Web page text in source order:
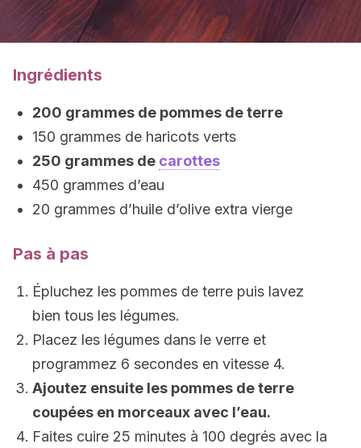
Ingrédients
200 grammes de pommes de terre
150 grammes de haricots verts
250 grammes de carottes
450 grammes d’eau
20 grammes d’huile d’olive extra vierge
Pas à pas
Épluchez les pommes de terre puis lavez
bien tous les légumes.
Placez les légumes dans le verre et
programmez 6 secondes en vitesse 4.
Ajoutez ensuite les pommes de terre
coupées en morceaux avec l’eau.
Faites cuire 25 minutes à 100 degrés avec la